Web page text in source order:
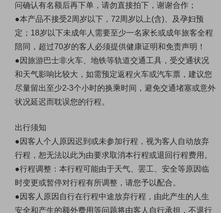
问确认有名额后再下单，请勿直接拍下，谢谢合作；
●本产品不接受2周岁以下，72周岁以上(含)、及孕妇预
定；18岁以下未成年人需要至少一名家长或成年旅客全程
陪同，超过70岁的客人必须提供健康证明和免责声明！
●因旅游巴士非火车、地铁等轨道交通工具，受交通状况
和天气影响比较大，如需预定返程火车或汽车票，建议您
尽量留出至少2-3个小时的换乘时间，避免交通堵塞或意外
状况延迟而耽误您的行程。
出行须知
●因客人个人原因迟到或未参加行程，视为客人自动放弃
行程，恕无法以此为由要求取消本行程或退回行程费用。
●行程调整：本行程可能由于天气、罢工、安全等原因临
时变更或暂停对行程有所调整，请您予以配合。
●因客人原因自行在行程中途放弃行程，由此产生的人生
安全和产生的额外费用等问题将由客人自行承担，不退行